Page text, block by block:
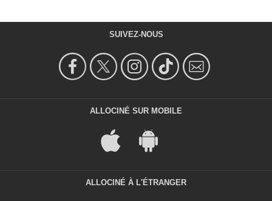
SUIVEZ-NOUS
ALLOCINÉ SUR MOBILE
ALLOCINÉ À L'ÉTRANGER